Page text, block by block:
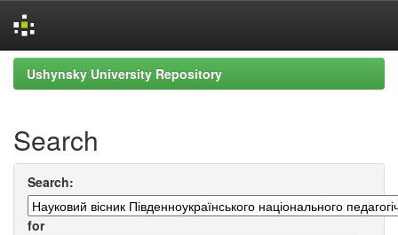
Skip
navigation
Ushynsky University Repository
Search
Search:
for